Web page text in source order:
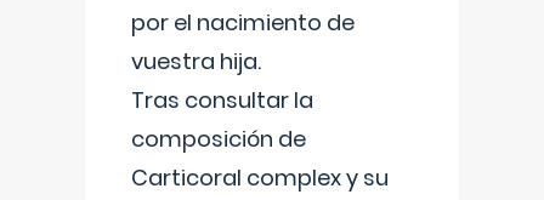
por el nacimiento de
vuestra hija.
Tras consultar la
composición de
Carticoral complex y su